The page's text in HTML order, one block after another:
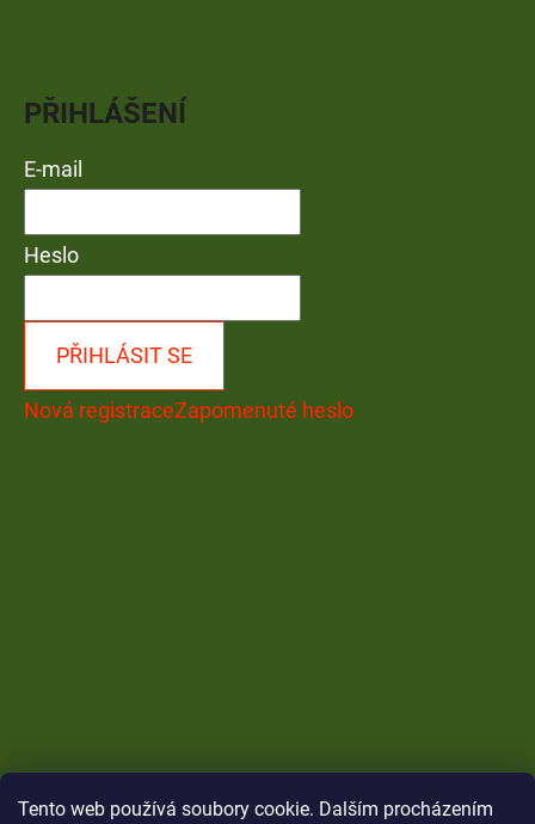
Tento web používá soubory cookie. Dalším procházením
PŘIHLÁŠENÍ
E-mail
Heslo
PŘIHLÁSIT SE
Nová registraceZapomenuté heslo